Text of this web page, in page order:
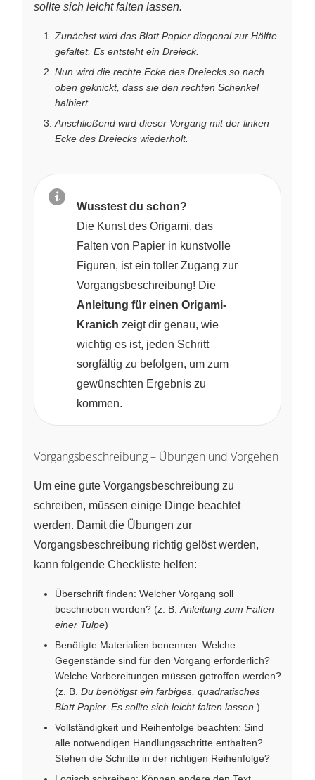
sollte sich leicht falten lassen.
Zunächst wird das Blatt Papier diagonal zur Hälfte
gefaltet. Es entsteht ein Dreieck.
Nun wird die rechte Ecke des Dreiecks so nach
oben geknickt, dass sie den rechten Schenkel
halbiert.
Anschließend wird dieser Vorgang mit der linken
Ecke des Dreiecks wiederholt.
Wusstest du schon?
Die Kunst des Origami, das
Falten von Papier in kunstvolle
Figuren, ist ein toller Zugang zur
Vorgangsbeschreibung! Die
Anleitung für einen Origami-
Kranich zeigt dir genau, wie
wichtig es ist, jeden Schritt
sorgfältig zu befolgen, um zum
gewünschten Ergebnis zu
kommen.
Vorgangsbeschreibung – Übungen und Vorgehen
Um eine gute Vorgangsbeschreibung zu
schreiben, müssen einige Dinge beachtet
werden. Damit die Übungen zur
Vorgangsbeschreibung richtig gelöst werden,
kann folgende Checkliste helfen:
Überschrift finden: Welcher Vorgang soll
beschrieben werden? (z. B. Anleitung zum Falten
einer Tulpe)
Benötigte Materialien benennen: Welche
Gegenstände sind für den Vorgang erforderlich?
Welche Vorbereitungen müssen getroffen werden?
(z. B. Du benötigst ein farbiges, quadratisches
Blatt Papier. Es sollte sich leicht falten lassen. )
Vollständigkeit und Reihenfolge beachten: Sind
alle notwendigen Handlungsschritte enthalten?
Stehen die Schritte in der richtigen Reihenfolge?